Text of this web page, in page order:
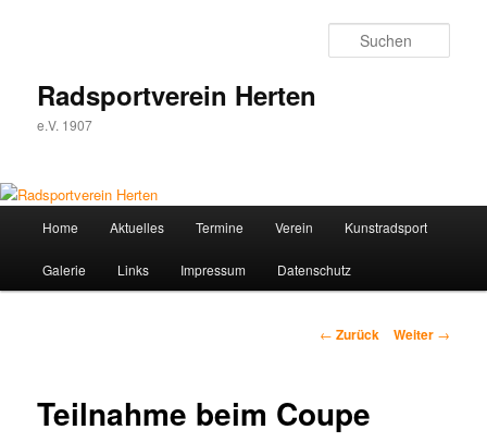
Radsportverein Herten
e.V. 1907
Home Aktuelles Termine Verein Kunstradsport
Galerie Links Impressum Datenschutz
Beitrags-
← Zurück Weiter →
Teilnahme beim Coupe